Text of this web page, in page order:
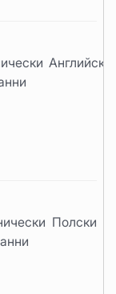
Английски
Полски